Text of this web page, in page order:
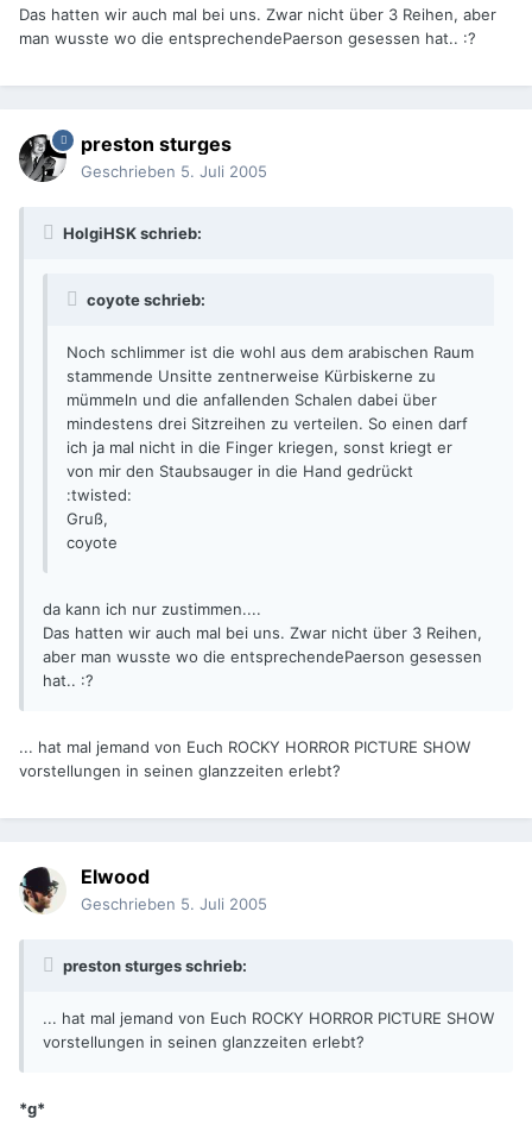
Das hatten wir auch mal bei uns. Zwar nicht über 3 Reihen, aber
man wusste wo die entsprechendePaerson gesessen hat.. :?
preston sturges
Geschrieben 5. Juli 2005
HolgiHSK schrieb:
coyote schrieb:
Noch schlimmer ist die wohl aus dem arabischen Raum
stammende Unsitte zentnerweise Kürbiskerne zu
mümmeln und die anfallenden Schalen dabei über
mindestens drei Sitzreihen zu verteilen. So einen darf
ich ja mal nicht in die Finger kriegen, sonst kriegt er
von mir den Staubsauger in die Hand gedrückt
:twisted:
Gruß,
coyote
da kann ich nur zustimmen....
Das hatten wir auch mal bei uns. Zwar nicht über 3 Reihen,
aber man wusste wo die entsprechendePaerson gesessen
hat.. :?
... hat mal jemand von Euch ROCKY HORROR PICTURE SHOW
vorstellungen in seinen glanzzeiten erlebt?
Elwood
Geschrieben 5. Juli 2005
preston sturges schrieb:
... hat mal jemand von Euch ROCKY HORROR PICTURE SHOW
vorstellungen in seinen glanzzeiten erlebt?
*g*